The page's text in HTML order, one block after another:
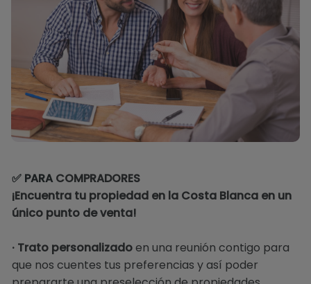
✅ PARACOMPRADORES
¡Encuentra tu propiedad en la Costa Blanca en un
único punto de venta!
· Trato personalizadoen una reunión contigo para
que nos cuentes tus preferencias y así poder